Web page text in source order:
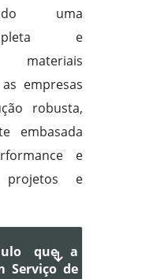
uma
e
materiais
empresas
robusta,
embasada
e
projetos e
que a
Serviço de